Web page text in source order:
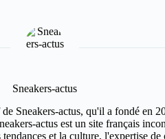
Sneakers-actus
Sneakers-actus, qu'il a fondé en
actus est un site français
et la culture, l'expertise de